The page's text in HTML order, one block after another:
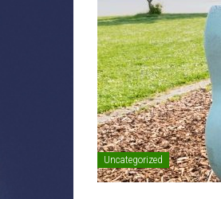
Uncategorized